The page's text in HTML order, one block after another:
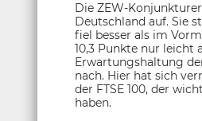
Die ZEW-
Deutschland auf. Sie
fiel besser als im
10,3 Punkte nur leicht
Erwartungshaltung
nach. Hier hat sich
der FTSE 100, der
haben.